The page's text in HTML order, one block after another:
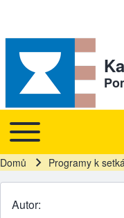
Hlavní navigace
Toggle main menu
Drobečková
Domů Programy k
Autor